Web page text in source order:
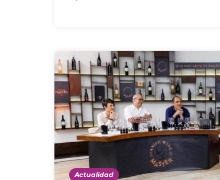
Actualidad